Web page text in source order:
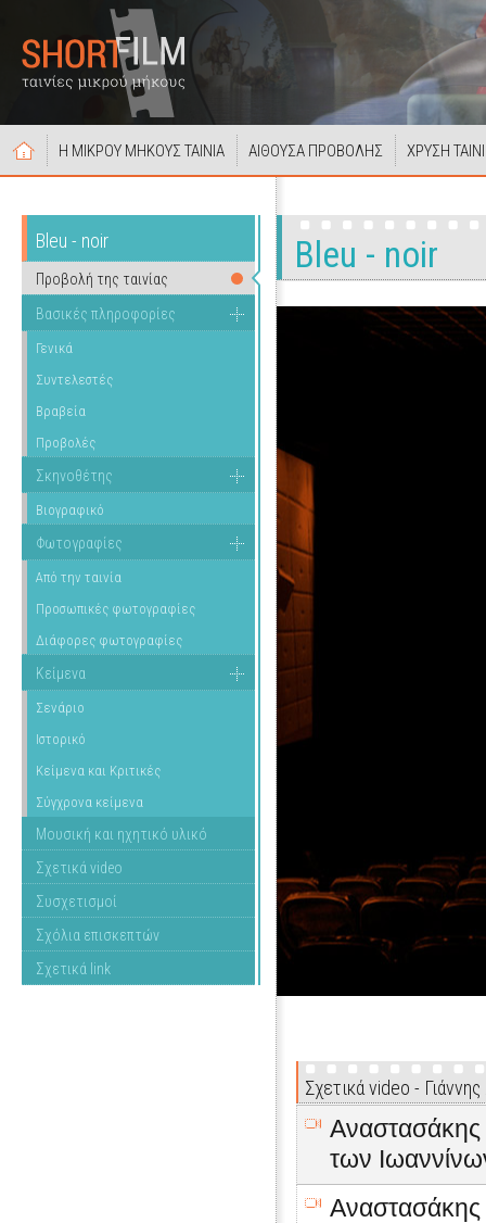
Η ΜΙΚΡΟΥ ΜΗΚΟΥΣ ΤΑΙΝΙΑ ΑΙΘΟΥΣΑ ΠΡΟΒΟΛΗΣ ΧΡΥΣΗ
Bleu - noir
Προβολή της ταινίας
Βασικές πληροφορίες
Γενικά
Συντελεστές
Βραβεία
Προβολές
Σκηνοθέτης
Βιογραφικό
Φωτογραφίες
Από την ταινία
Προσωπικές φωτογραφίες
Διάφορες φωτογραφίες
Κείμενα
Σενάριο
Ιστορικό
Κείμενα και Κριτικές
Σύγχρονα κείμενα
Μουσική και ηχητικό υλικό
Σχετικά video
Συσχετισμοί
Σχόλια επισκεπτών
Σχετικά link
Bleu - noir
Σχετικά video -
Αναστασάκης
των
Αναστασάκης